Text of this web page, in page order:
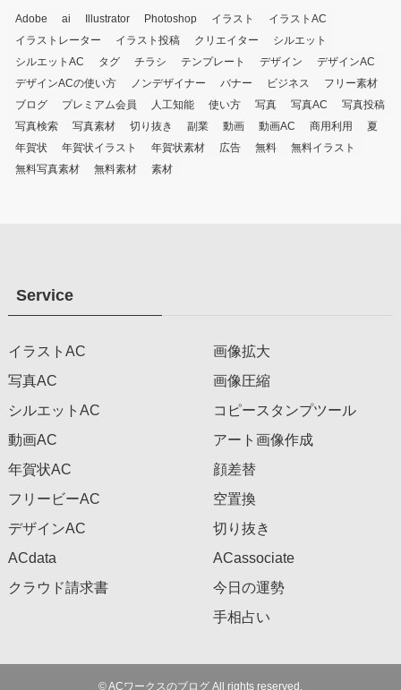
Adobe ai Illustrator Photoshop イラスト
イラストAC
イラストレーター
イラスト投稿 クリエイター
シルエット
シルエットAC
タグ チラシ テンプレート デザイン
デザインAC
デザインACの使い方
ノンデザイナー バナー ビジネス
フリー素材
ブログ
プレミアム会員 人工知能 使い方 写真 写真AC
写真投稿
写真検索
写真素材 切り抜き 副業 動画 動画AC 商用利用
夏
年賀状
年賀状イラスト 年賀状素材 広告 無料
無料イラスト
無料写真素材
無料素材 素材
Service
イラストAC
写真AC
シルエットAC
動画AC
年賀状AC
フリービーAC
デザインAC
ACdata
クラウド請求書
画像拡大
画像圧縮
コピースタンプツール
アート画像作成
顔差替
空置換
切り抜き
ACassociate
今日の運勢
手相占い
©ACワークスのブログ All rights reserved.